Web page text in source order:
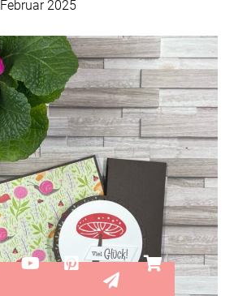
YouTube Pinterest YouTube
2025